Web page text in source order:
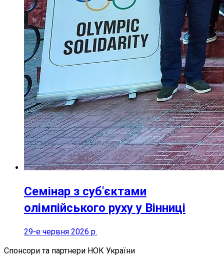
Семінар з суб'єктами
олімпійського руху у Вінниці
29-е червня 2026 р.
Спонсори та партнери НОК України